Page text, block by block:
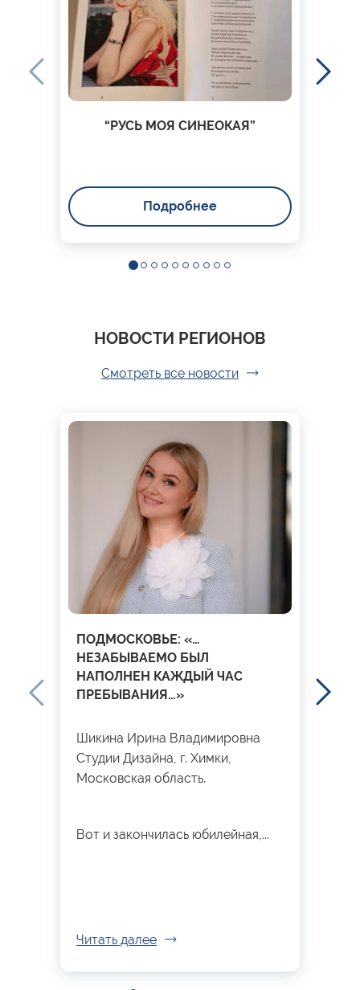
“РУСЬ МОЯ СИНЕОКАЯ”
Подробнее
НОВОСТИ РЕГИОНОВ
Смотреть все новости
ПОДМОСКОВЬЕ: «…
НЕЗАБЫВАЕМО БЫЛ
НАПОЛНЕН КАЖДЫЙ ЧАС
ПРЕБЫВАНИЯ…»
Шикина Ирина Владимировна
Студии Дизайна, г. Химки,
Московская область.
Вот и закончилась юбилейная,...
Читать далее